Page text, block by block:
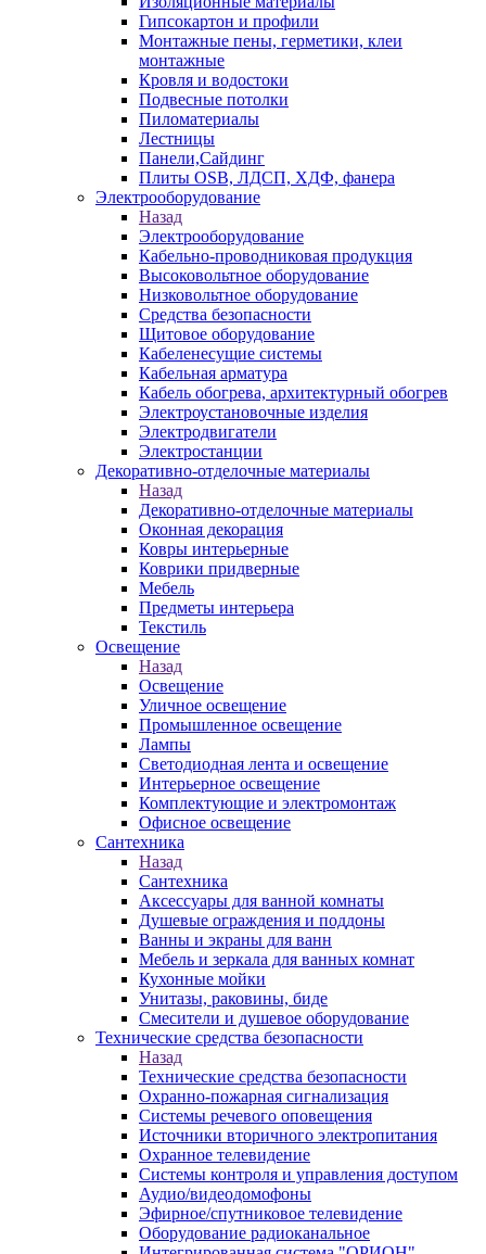
Гипсокартон и профили
Монтажные пены, герметики, клеи
монтажные
Кровля и водостоки
Подвесные потолки
Пиломатериалы
Лестницы
Панели,Сайдинг
Плиты OSB, ЛДСП, ХДФ, фанера
Электрооборудование
Назад
Электрооборудование
Кабельно-проводниковая продукция
Высоковольтное оборудование
Низковольтное оборудование
Средства безопасности
Щитовое оборудование
Кабеленесущие системы
Кабельная арматура
Кабель обогрева, архитектурный обогрев
Электроустановочные изделия
Электродвигатели
Электростанции
Декоративно-отделочные материалы
Назад
Декоративно-отделочные материалы
Оконная декорация
Ковры интерьерные
Коврики придверные
Мебель
Предметы интерьера
Текстиль
Освещение
Назад
Освещение
Уличное освещение
Промышленное освещение
Лампы
Светодиодная лента и освещение
Интерьерное освещение
Комплектующие и электромонтаж
Офисное освещение
Сантехника
Назад
Сантехника
Аксессуары для ванной комнаты
Душевые ограждения и поддоны
Ванны и экраны для ванн
Мебель и зеркала для ванных комнат
Кухонные мойки
Унитазы, раковины, биде
Смесители и душевое оборудование
Технические средства безопасности
Назад
Технические средства безопасности
Охранно-пожарная сигнализация
Системы речевого оповещения
Источники вторичного электропитания
Охранное телевидение
Системы контроля и управления доступом
Аудио/видеодомофоны
Эфирное/спутниковое телевидение
Оборудование радиоканальное